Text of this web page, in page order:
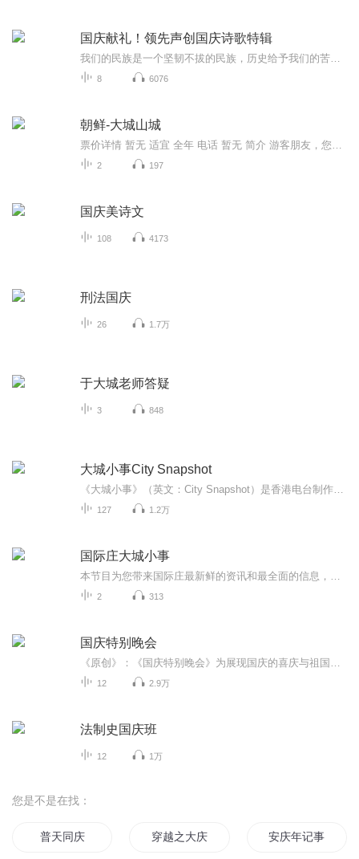
国庆献礼！领先声创国庆诗歌特辑
8 6076
朝鲜-大城山城
2 197
国庆美诗文
108 4173
刑法国庆
26 1.7万
于大城老师答疑
3 848
大城小事City Snapshot
127 1.2万
国际庄大城小事
2 313
国庆特别晚会
12 2.9万
法制史国庆班
12 1万
您是不是在找：
普天同庆 穿越之大庆帝国 安庆年记事